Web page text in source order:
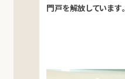
門戸を解放しています。